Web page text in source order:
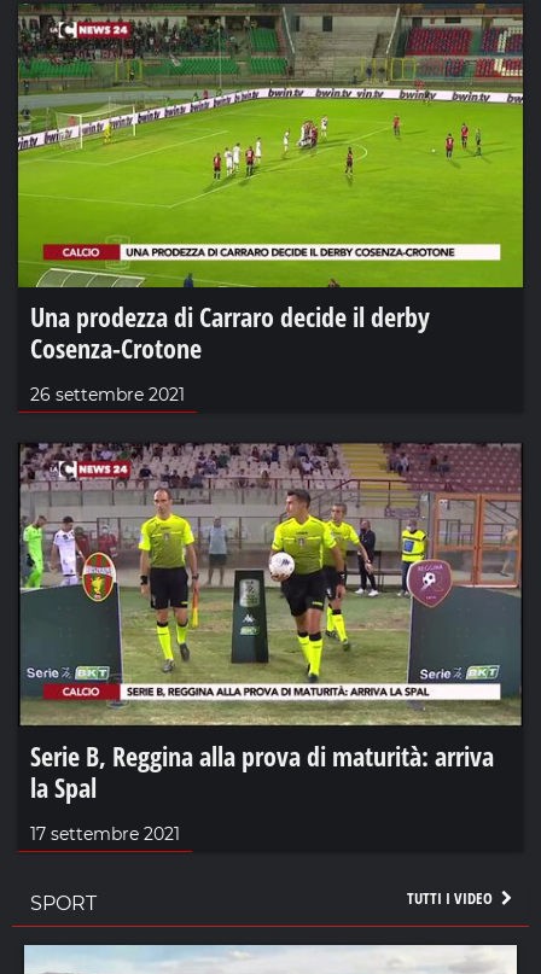
Una prodezza di Carraro decide il derby
Cosenza-Crotone
26 settembre 2021
Serie B, Reggina alla prova di maturità: arriva
la Spal
17 settembre 2021
TUTTI I VIDEO
SPORT